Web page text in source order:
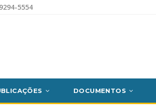
5554
DOCUMENTOS